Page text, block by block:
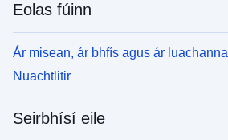
Eolas fúinn
Ár misean, ár bhfís agus ár luachanna
Nuachtlitir
Seirbhísí eile